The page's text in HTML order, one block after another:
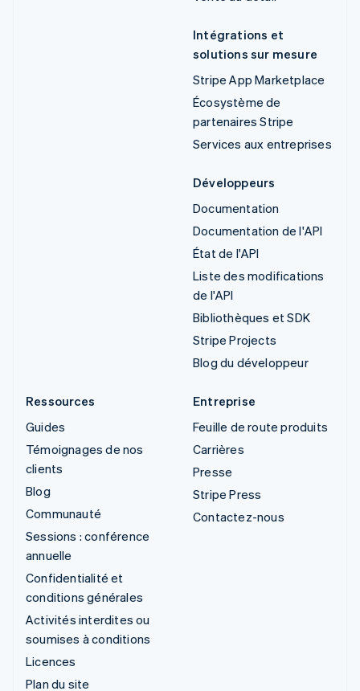
Intégrations et
solutions sur mesure
Stripe App Marketplace
Écosystème de
partenaires Stripe
Services aux entreprises
Développeurs
Documentation
Documentation de l'API
État de l'API
Liste des modifications
de l'API
Bibliothèques et SDK
Stripe Projects
Blog du développeur
Ressources
Guides
Témoignages de nos
clients
Blog
Communauté
Sessions : conférence
annuelle
Confidentialité et
conditions générales
Activités interdites ou
soumises à conditions
Licences
Plan du site
Entreprise
Feuille de route produits
Carrières
Presse
Stripe Press
Contactez-nous